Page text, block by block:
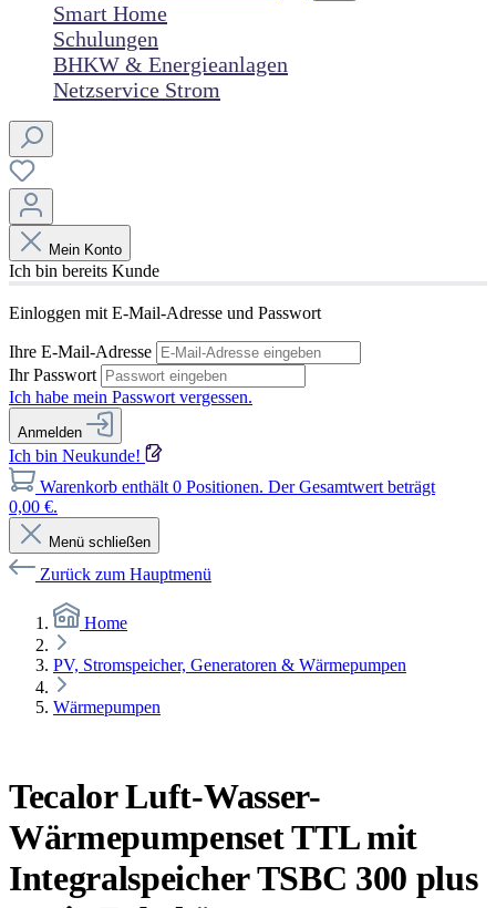
Smart Home
Schulungen
BHKW & Energieanlagen
Netzservice Strom
Mein Konto
Ich bin bereits Kunde
Einloggen mit E-Mail-Adresse und Passwort
Ihre E-Mail-Adresse
Ihr Passwort
Ich habe mein Passwort vergessen.
Anmelden
Ich bin Neukunde!
Warenkorb enthält 0 Positionen. Der Gesamtwert beträgt
0,00 €.
Menü schließen
Zurück zum Hauptmenü
Home
PV, Stromspeicher, Generatoren & Wärmepumpen
Wärmepumpen
Tecalor Luft-Wasser-
Wärmepumpenset TTL mit
Integralspeicher TSBC 300 plus